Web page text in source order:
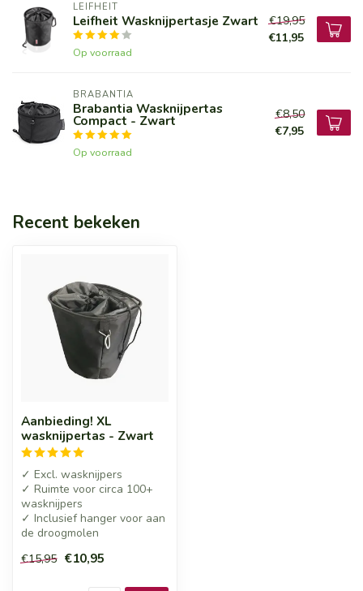
LEIFHEIT
Leifheit Wasknijpertasje Zwart
Op voorraad
€19,95
€11,95
BRABANTIA
Brabantia Wasknijpertas
Compact - Zwart
Op voorraad
€8,50
€7,95
Recent bekeken
Aanbieding! XL
wasknijpertas - Zwart
✓ Excl. wasknijpers
✓ Ruimte voor circa 100+
wasknijpers
✓ Inclusief hanger voor aan
de droogmolen
€15,95 €10,95